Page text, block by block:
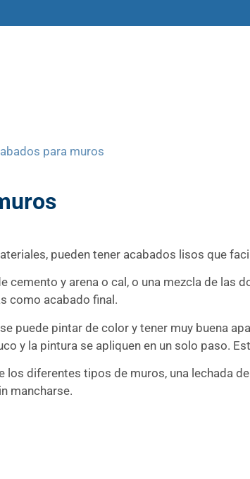
para muros
pueden tener acabados lisos que
cemento y arena o cal, o una mezcla de
como acabado final.
puede pintar de color y tener muy buena
y la pintura se apliquen en un solo paso.
los diferentes tipos de muros, una lechada
mancharse.